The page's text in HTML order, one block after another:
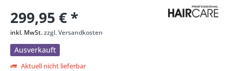
299,95 € *
inkl. MwSt.zzgl. Versandkosten
Ausverkauft
Aktuell nicht lieferbar